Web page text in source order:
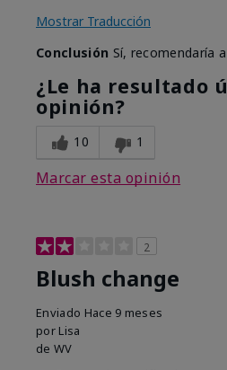
Mostrar Traducción
Conclusión Sí, recomendaría
¿Le ha resultado
opinión?
10 1
Marcar esta opinión
2
Blush change
Enviado Hace 9 meses
por Lisa
de WV